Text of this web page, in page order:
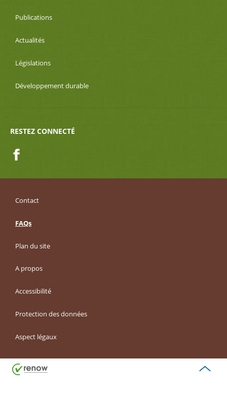
Publications
Actualités
Législations
Développement durable
RESTEZ CONNECTÉ
Contact
FAQs
Plan du site
A propos
Accessibilité
Protection des données
Aspect légaux
de